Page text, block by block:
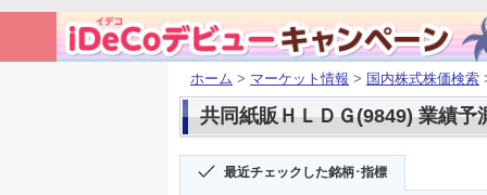
ホーム > マーケット情報 > 国内株式株価検索
共同紙販ＨＬＤＧ(9849) 業績予
最近チェックした銘柄･指標